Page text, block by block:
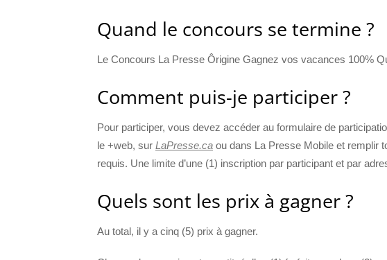
Quand le concours se termine ?
Le Concours La Presse Ôrigine Gagnez vos vacances 100%
Comment puis-je participer ?
Pour participer, vous devez accéder au formulaire de
le +web, sur LaPresse.ca ou dans La Presse Mobile et remplir
requis. Une limite d’une (1) inscription par participant et par
Quels sont les prix à gagner ?
Au total, il y a cinq (5) prix à gagner.